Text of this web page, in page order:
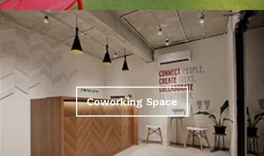
Coworking Space